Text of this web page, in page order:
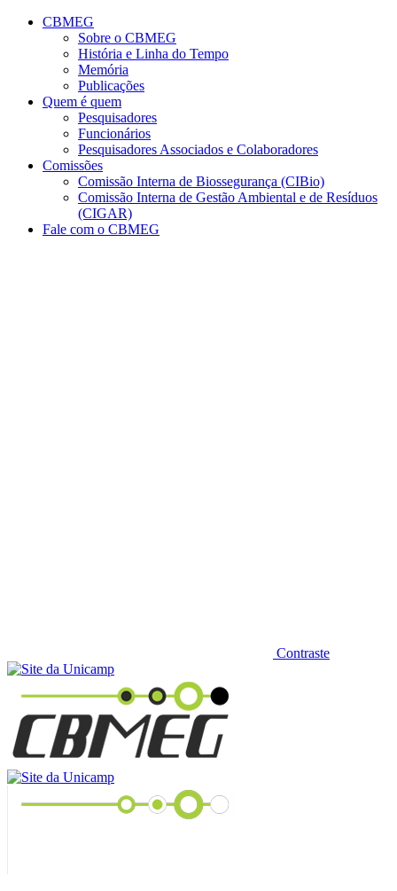
Conteúdo principal
CBMEG
Sobre o CBMEG
História e Linha do Tempo
Memória
Publicações
Quem é quem
Pesquisadores
Funcionários
Pesquisadores Associados e Colaboradores
Comissões
Comissão Interna de Biossegurança (CIBio)
Comissão Interna de Gestão Ambiental e de Resíduos
(CIGAR)
Fale com o CBMEG
Contraste